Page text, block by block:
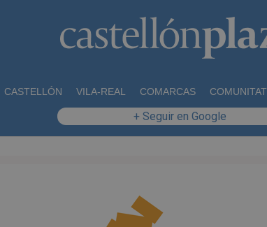
CASTELLÓN VILA-REAL COMARCAS COMUNITAT
+ Seguir en Google